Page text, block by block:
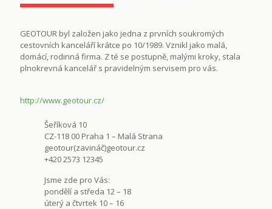
GEOTOUR byl založen jako jedna z prvních soukromých
cestovních kanceláří krátce po 10/1989. Vznikl jako malá,
domácí, rodinná firma. Z té se postupně, malými kroky, stala
plnokrevná kancelář s pravidelným servisem pro vás.
http://www.geotour.cz/
Šeříková 10
CZ-118 00 Praha 1 – Malá Strana
geotour(zavináč)geotour.cz
+420 2573 12345
Jsme zde pro Vás:
pondělí a středa 12 – 18
úterý a čtvrtek 10 – 16